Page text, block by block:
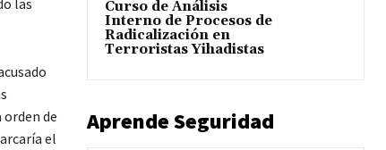
las
de
el
Curso de Análisis
Interno de Procesos de
Radicalización en
Terroristas Yihadistas
Aprende Seguridad